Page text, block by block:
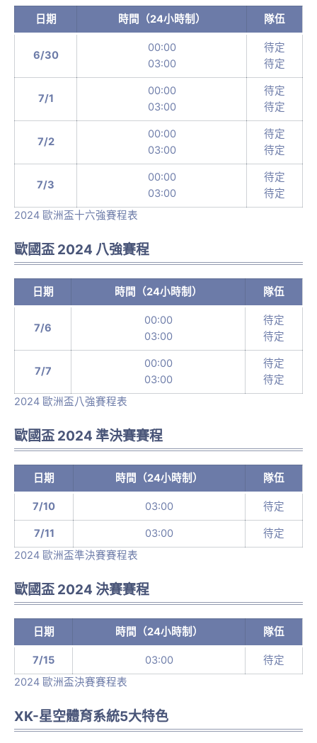
日期 時間（24小時制） 隊伍
6/30
00:00
03:00
待定
待定
7/1
00:00
03:00
待定
待定
7/2
00:00
03:00
待定
待定
7/3
00:00
03:00
待定
待定
2024 歐洲盃十六強賽程表
歐國盃 2024 八強賽程
日期 時間（24小時制） 隊伍
7/6
00:00
03:00
待定
待定
7/7
00:00
03:00
待定
待定
2024 歐洲盃八強賽程表
歐國盃 2024 準決賽賽程
日期 時間（24小時制） 隊伍
7/10 03:00 待定
7/11 03:00
待定
2024 歐洲盃準決賽賽程表
歐國盃 2024 決賽賽程
日期 時間（24小時制） 隊伍
7/15 03:00
待定
2024 歐洲盃決賽賽程表
XK-星空體育系統5大特色